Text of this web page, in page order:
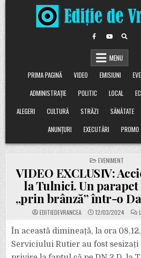
Skip
to
content
MENU
PRIMA PAGINĂ
VIDEO EMISIUNI
ADMINISTRAȚIE
POLITIC LOCAL
ALEGERI
CULTURĂ STRĂZI SĂNĂTATE
ANUNȚURI
EXECUTĂRI PROMO
POSTED
IN
EVENIMENT
VIDEO EXCLUSIV:
la Tulnici. Un
„prin brânză” într-o
EDITIEDEVRANCEA 12/03/2024
În această dimineață, la ora
Serviciului Rutier au fost sesizați